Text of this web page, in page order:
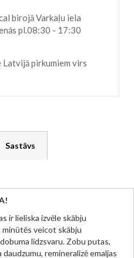
birojā Varkaļu iela
pl.08:30 - 17:30
Latvijā pirkumiem virs
Sastāvs
ir lieliska izvēle skābju
minūtēs veicot skābju
līdzsvaru. Zobu putas,
remineralizē emaljas